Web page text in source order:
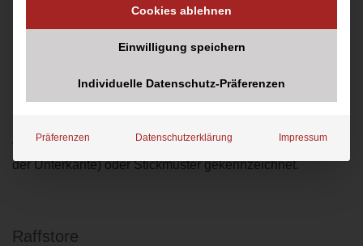
vorkommen und sind durch Spitzenverzierungen (meist an
der Unterkante) oder Stickmuster gekennzeichnet.
Raffstore
Cookies ablehnen
Einwilligung speichern
Individuelle Datenschutz-Präferenzen
Präferenzen Datenschutzerklärung Impressum